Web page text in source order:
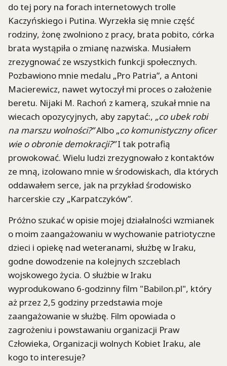
do tej pory na forach internetowych trolle
Kaczyńskiego i Putina. Wyrzekła się mnie część
rodziny, żonę zwolniono z pracy, brata pobito, córka
brata wystąpiła o zmianę nazwiska. Musiałem
zrezygnować ze wszystkich funkcji społecznych.
Pozbawiono mnie medalu „Pro Patria”, a Antoni
Macierewicz, nawet wytoczył mi proces o założenie
beretu. Nijaki M. Rachoń z kamerą, szukał mnie na
wiecach opozycyjnych, aby zapytać:, „co ubek robi
na marszu wolności?”Albo „co komunistyczny oficer
wie o obronie demokracji?”I tak potrafią
prowokować. Wielu ludzi zrezygnowało z kontaktów
ze mną, izolowano mnie w środowiskach, dla których
oddawałem serce, jak na przykład środowisko
harcerskie czy „Karpatczyków”.
Próżno szukać w opisie mojej działalności wzmianek
o moim zaangażowaniu w wychowanie patriotyczne
dzieci i opiekę nad weteranami, służbę w Iraku,
godne dowodzenie na kolejnych szczeblach
wojskowego życia. O służbie w Iraku
wyprodukowano 6-godzinny film "Babilon.pl", który
aż przez 2,5 godziny przedstawia moje
zaangażowanie w służbę. Film opowiada o
zagrożeniu i powstawaniu organizacji Praw
Człowieka, Organizacji wolnych Kobiet Iraku, ale
kogo to interesuje?